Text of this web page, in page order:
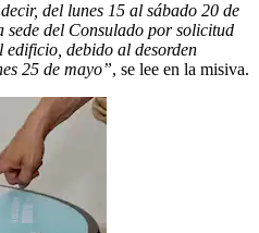
del lunes 15 al sábado 20 de
del Consulado por solicitud
edificio, debido al desorden
25 de mayo”, se lee en la misiva.